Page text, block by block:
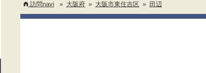
訪問navi » 大阪府 » 大阪市東住吉区 » 田辺